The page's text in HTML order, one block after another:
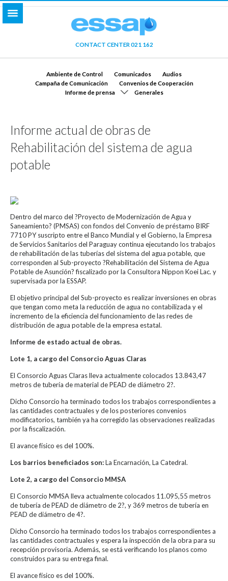
CONTACT CENTER 021 162
Ambiente de Control Comunicados
Audios
Campaña de Comunicación
Convenios de Cooperación
Informe de prensa
Generales
Informe actual de obras de
Rehabilitación del sistema de agua
potable
Dentro del marco del ?Proyecto de Modernización de Agua y
Saneamiento? (PMSAS) con fondos del Convenio de préstamo BIRF
7710 PY suscripto entre el Banco Mundial y el Gobierno, la Empresa
de Servicios Sanitarios del Paraguay continua ejecutando los trabajos
de rehabilitación de las tuberías del sistema del agua potable, que
corresponden al Sub-proyecto ?Rehabilitación del Sistema de Agua
Potable de Asunción? fiscalizado por la Consultora Nippon Koei Lac. y
supervisada por la ESSAP.
El objetivo principal del Sub-proyecto es realizar inversiones en obras
que tengan como meta la reducción de agua no contabilizada y el
incremento de la eficiencia del funcionamiento de las redes de
distribución de agua potable de la empresa estatal.
Informe de estado actual de obras.
Lote 1, a cargo del Consorcio Aguas Claras
El Consorcio Aguas Claras lleva actualmente colocados 13.843,47
metros de tubería de material de PEAD de diámetro 2?.
Dicho Consorcio ha terminado todos los trabajos correspondientes a
las cantidades contractuales y de los posteriores convenios
modificatorios, también ya ha corregido las observaciones realizadas
por la fiscalización.
El avance físico es del 100%.
Los barrios beneficiados son:La Encarnación, La Catedral.
Lote 2, a cargo del Consorcio MMSA
El Consorcio MMSA lleva actualmente colocados 11.095,55 metros
de tubería de PEAD de diámetro de 2?, y 369 metros de tubería en
PEAD de diámetro de 4?.
Dicho Consorcio ha terminado todos los trabajos correspondientes a
las cantidades contractuales y espera la inspección de la obra para su
recepción provisoria. Además, se está verificando los planos como
construidos para su entrega final.
El avance físico es del 100%.